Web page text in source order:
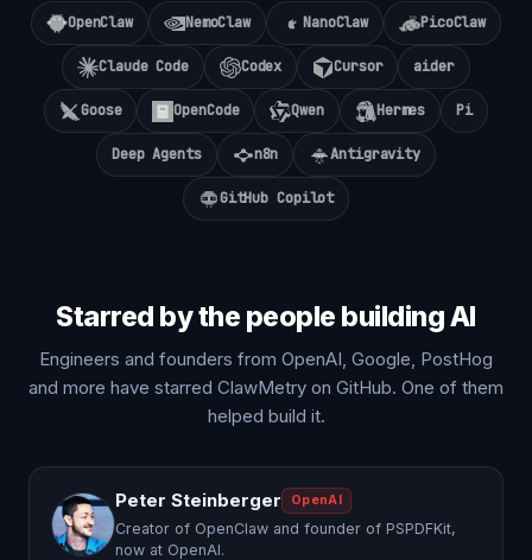
OpenClaw NemoClaw NanoClaw PicoClaw
Claude Code Codex Cursor aider
Goose OpenCode Qwen Hermes Pi
Deep Agents n8n Antigravity
GitHub Copilot
Starred by the people building AI
Engineers and founders from OpenAI, Google, PostHog
and more have starred ClawMetry on GitHub. One of them
helped build it.
Peter Steinberger OpenAI
Creator of OpenClaw and founder of PSPDFKit,
now at OpenAI.